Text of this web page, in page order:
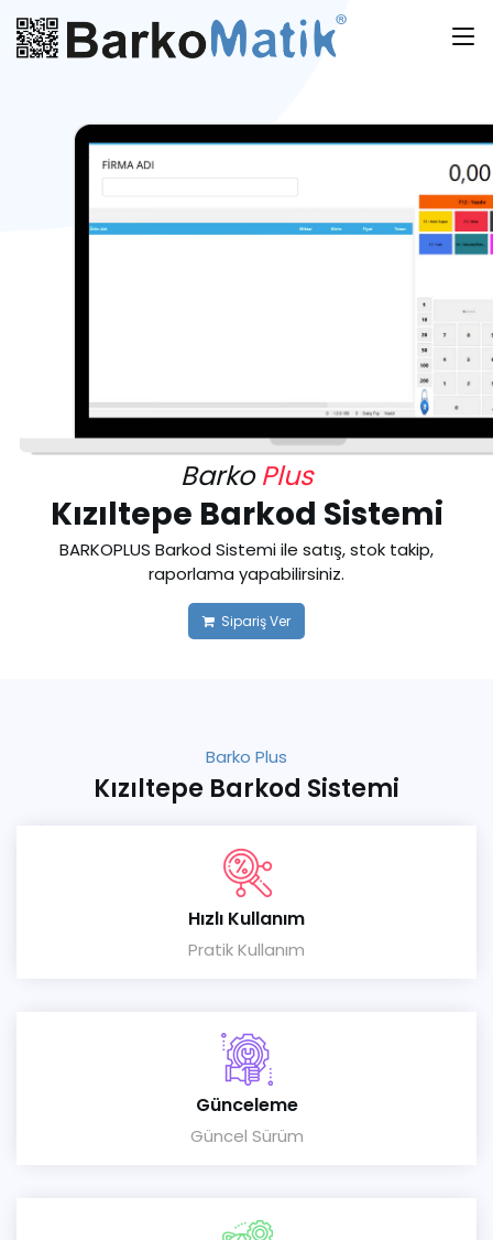
BarkoPlus
Kızıltepe Barkod Sistemi
BARKOPLUS Barkod Sistemi ile satış, stok takip,
raporlama yapabilirsiniz.
Sipariş Ver
Barko Plus
Kızıltepe Barkod Sistemi
Hızlı Kullanım
Pratik Kullanım
Günceleme
Güncel Sürüm